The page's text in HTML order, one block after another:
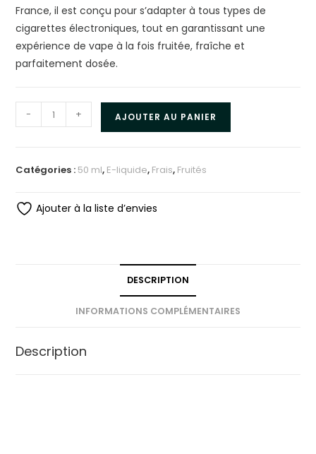
France, il est conçu pour s’adapter à tous types de
cigarettes électroniques, tout en garantissant une
expérience de vape à la fois fruitée, fraîche et
parfaitement dosée.
- + AJOUTER AU PANIER
Catégories : 50 ml, E-liquide, Frais, Fruités
Ajouter à la liste d’envies
DESCRIPTION
INFORMATIONS COMPLÉMENTAIRES
Description